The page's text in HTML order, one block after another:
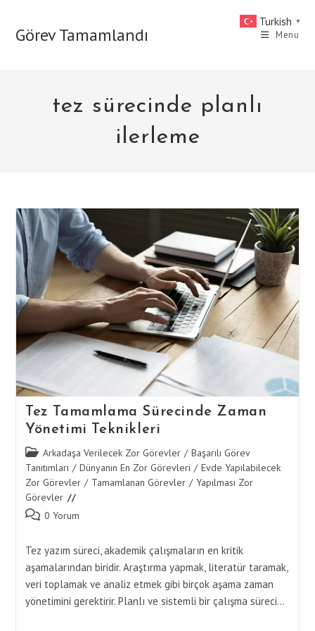
contentGörev Tamamlandı Menu
tez sürecinde planlı
ilerleme
Tez Tamamlama Sürecinde Zaman
Yönetimi Teknikleri
Post
category:
Arkadaşa Verilecek Zor Görevler / Başarılı Görev
Tanıtımları / Dünyanın En Zor Görevleri / Evde Yapılabilecek
Zor Görevler / Tamamlanan Görevler / Yapılması Zor
Görevler
Post 0 Yorum
Tez yazım süreci, akademik çalışmaların en kritik
aşamalarından biridir. Araştırma yapmak, literatür taramak,
veri toplamak ve analiz etmek gibi birçok aşama zaman
yönetimini gerektirir. Planlı ve sistemli bir çalışma süreci…
Turkish ▼